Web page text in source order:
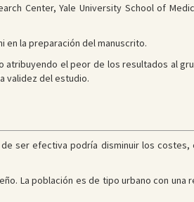
Center, Yale University School of
en la preparación del manuscrito.
atribuyendo el peor de los resultados al
validez del estudio.
ser efectiva podría disminuir los
La población es de tipo urbano con una